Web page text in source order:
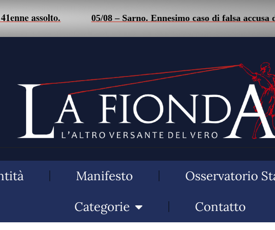
05/08 – Sarno. Ennesimo caso di falsa accusa di stalking:
Manifesto Osservatorio
Categorie
Contatto